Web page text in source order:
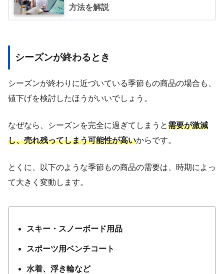
方法を解説
シーズンが終わるとき
シーズンが終わりに近づいている季節もの商品の場合も、
値下げを検討したほうがいいでしょう。
なぜなら、シーズンを完全に過ぎてしまうと需要が激減
し、売れ残ってしまう可能性が高いからです。
とくに、以下のような季節もの商品の需要は、時期によっ
て大きく変動します。
スキー・スノーボード用品
スポーツ用ベンチコート
水着、浮き輪など